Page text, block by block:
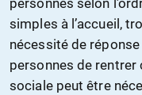
personnes selon
simples à l’accueil,
nécessité de
personnes de rentrer
sociale peut être